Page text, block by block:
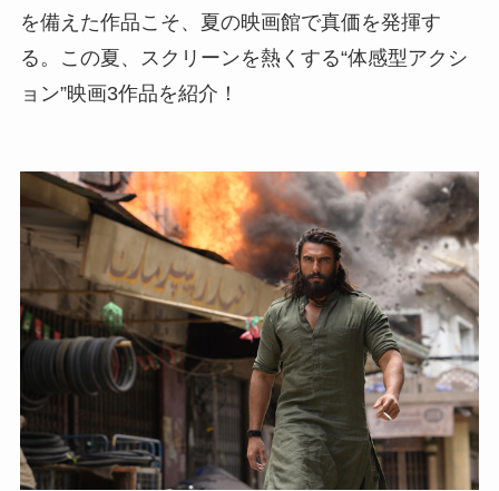
を備えた作品こそ、夏の映画館で真価を発揮す
る。この夏、スクリーンを熱くする“体感型アクシ
ョン”映画3作品を紹介！